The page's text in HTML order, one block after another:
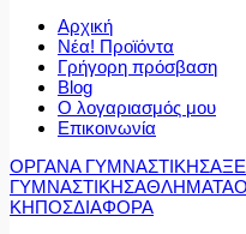
Αρχική
Νέα! Προϊόντα
Γρήγορη πρόσβαση
Blog
Ο λογαριασμός μου
Επικοινωνία
ΟΡΓΑΝΑ ΓΥΜΝΑΣΤΙΚΗΣ
ΓΥΜΝΑΣΤΙΚΗΣΑΘΛΗΜΑΤΑ
ΚΗΠΟΣΔΙΑΦΟΡΑ